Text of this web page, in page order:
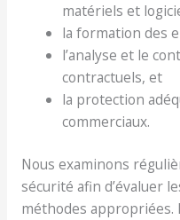
matériels et
la formation des
l’analyse et le
contractuels, et
la protection
commerciaux.
Nous examinons
sécurité afin d’évaluer
méthodes